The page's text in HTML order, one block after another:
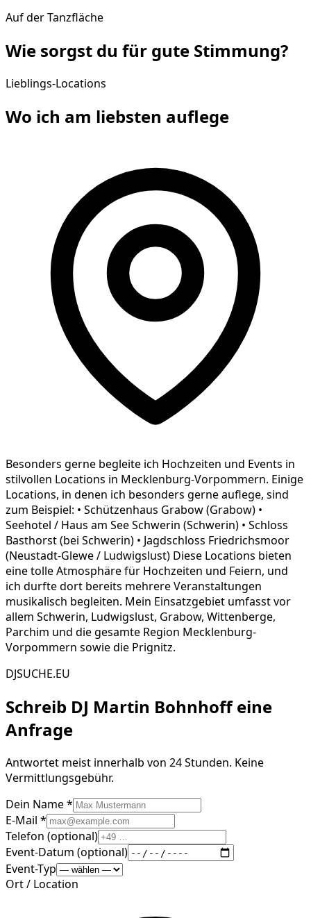
Auf der Tanzfläche
Wie sorgst du für gute Stimmung?
Lieblings-Locations
Wo ich am liebsten auflege
Besonders gerne begleite ich Hochzeiten und Events in
stilvollen Locations in Mecklenburg-Vorpommern. Einige
Locations, in denen ich besonders gerne auflege, sind
zum Beispiel: • Schützenhaus Grabow (Grabow) •
Seehotel / Haus am See Schwerin (Schwerin) • Schloss
Basthorst (bei Schwerin) • Jagdschloss Friedrichsmoor
(Neustadt-Glewe / Ludwigslust) Diese Locations bieten
eine tolle Atmosphäre für Hochzeiten und Feiern, und
ich durfte dort bereits mehrere Veranstaltungen
musikalisch begleiten. Mein Einsatzgebiet umfasst vor
allem Schwerin, Ludwigslust, Grabow, Wittenberge,
Parchim und die gesamte Region Mecklenburg-
Vorpommern sowie die Prignitz.
DJSUCHE.EU
Schreib DJ Martin Bohnhoffeine
Anfrage
Antwortet meist innerhalb von 24 Stunden. Keine
Vermittlungsgebühr.
Dein Name *
E-Mail *
Telefon (optional)
Event-Datum (optional)
Event-Typ
Ort / Location